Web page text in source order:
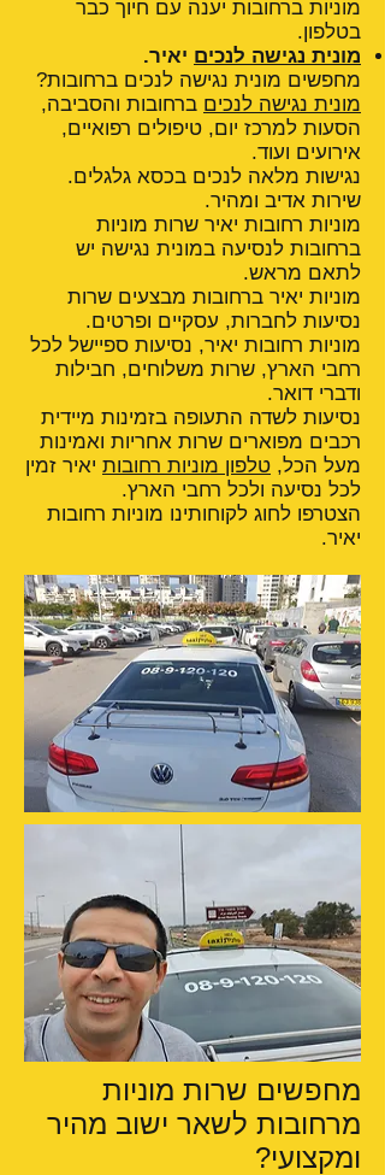
מוניות ברחובות יענה עם חיוך כבר
בטלפון.
מונית נגישה לנכים יאיר.
מחפשים מונית נגישה לנכים ברחובות?
מונית נגישה לנכים ברחובות והסביבה,
הסעות למרכז יום, טיפולים רפואיים,
אירועים ועוד.
נגישות מלאה לנכים בכסא גלגלים.
שירות אדיב ומהיר.
מוניות רחובות יאיר שרות מוניות
ברחובות לנסיעה במונית נגישה יש
לתאם מראש.
מוניות יאיר ברחובות מבצעים שרות
נסיעות לחברות, עסקיים ופרטים.
מוניות רחובות יאיר, נסיעות ספיישל לכל
רחבי הארץ, שרות משלוחים, חבילות
ודברי דואר.
נסיעות לשדה התעופה בזמינות מיידית
רכבים מפוארים שרות אחריות ואמינות
מעל הכל, טלפון מוניות רחובות יאיר זמין
לכל נסיעה ולכל רחבי הארץ.
הצטרפו לחוג לקוחותינו מוניות רחובות
יאיר.
מחפשים שרות מוניות
מרחובות לשאר ישוב מהיר
ומקצועי?